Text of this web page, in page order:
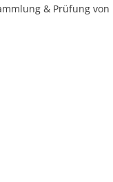
& Prüfung